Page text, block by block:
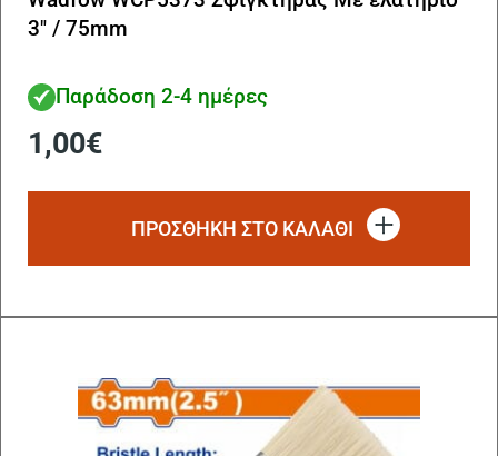
3″ / 75mm
Παράδοση 2-4 ημέρες
1,00€
ΠΡΟΣΘΗΚΗ ΣΤΟ ΚΑΛΑΘΙ